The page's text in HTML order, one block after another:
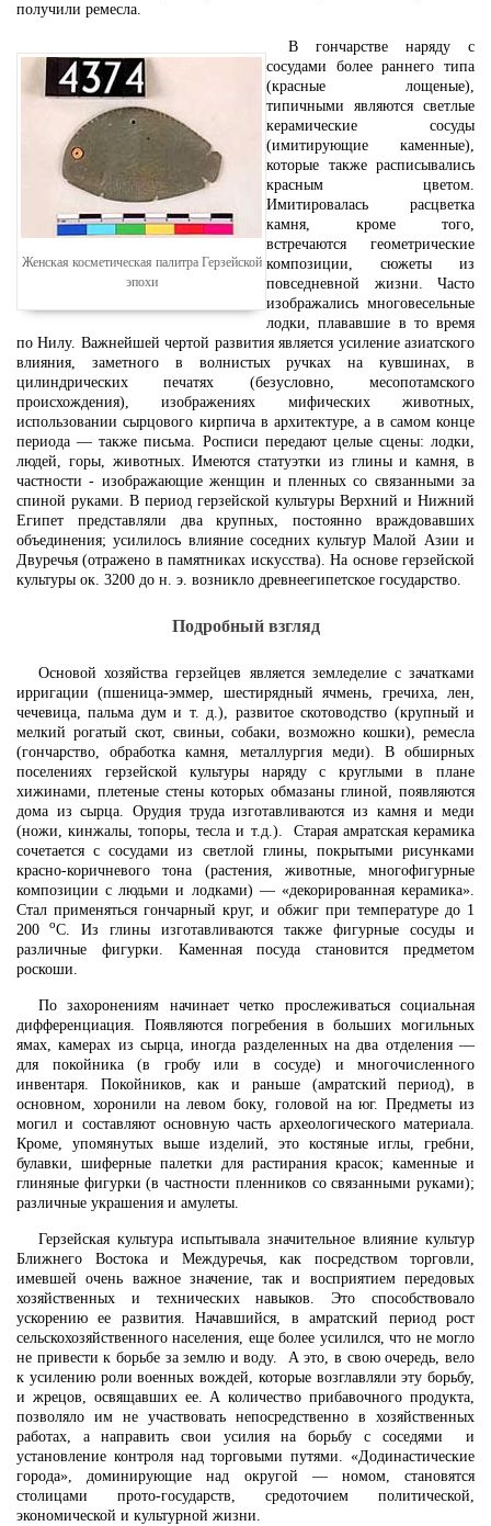
получили ремесла.
Женская косметическая палитра Герзейской
эпохи
В гончарстве наряду с
сосудами более раннего типа
(красные лощеные),
типичными являются светлые
керамические сосуды
(имитирующие каменные),
которые также расписывались
красным цветом.
Имитировалась расцветка
камня, кроме того,
встречаются геометрические
композиции, сюжеты из
повседневной жизни. Часто
изображались многовесельные
лодки, плававшие в то время
по Нилу. Важнейшей чертой развития является усиление азиатского
влияния, заметного в волнистых ручках на кувшинах, в
цилиндрических печатях (безусловно, месопотамского
происхождения), изображениях мифических животных,
использовании сырцового кирпича в архитектуре, а в самом конце
периода — также письма. Росписи передают целые сцены: лодки,
людей, горы, животных. Имеются статуэтки из глины и камня, в
частности - изображающие женщин и пленных со связанными за
спиной руками. В период герзейской культуры Верхний и Нижний
Египет представляли два крупных, постоянно враждовавших
объединения; усилилось влияние соседних культур Малой Азии и
Двуречья (отражено в памятниках искусства). На основе герзейской
культуры ок. 3200 до н. э. возникло древнеегипетское государство.
Подробный взгляд
Основой хозяйства герзейцев является земледелие с зачатками
ирригации (пшеница-эммер, шестирядный ячмень, гречиха, лен,
чечевица, пальма дум и т. д.), развитое скотоводство (крупный и
мелкий рогатый скот, свиньи, собаки, возможно кошки), ремесла
(гончарство, обработка камня, металлургия меди). В обширных
поселениях герзейской культуры наряду с круглыми в плане
хижинами, плетеные стены которых обмазаны глиной, появляются
дома из сырца. Орудия труда изготавливаются из камня и меди
(ножи, кинжалы, топоры, тесла и т.д.). Старая амратская керамика
сочетается с сосудами из светлой глины, покрытыми рисунками
красно-коричневого тона (растения, животные, многофигурные
композиции с людьми и лодками) — «декорированная керамика».
Стал применяться гончарный круг, и обжиг при температуре до 1
200 оС. Из глины изготавливаются также фигурные сосуды и
различные фигурки. Каменная посуда становится предметом
роскоши.
По захоронениям начинает четко прослеживаться социальная
дифференциация. Появляются погребения в больших могильных
ямах, камерах из сырца, иногда разделенных на два отделения —
для покойника (в гробу или в сосуде) и многочисленного
инвентаря. Покойников, как и раньше (амратский период), в
основном, хоронили на левом боку, головой на юг. Предметы из
могил и составляют основную часть археологического материала.
Кроме, упомянутых выше изделий, это костяные иглы, гребни,
булавки, шиферные палетки для растирания красок; каменные и
глиняные фигурки (в частности пленников со связанными руками);
различные украшения и амулеты.
Герзейская культура испытывала значительное влияние культур
Ближнего Востока и Междуречья, как посредством торговли,
имевшей очень важное значение, так и восприятием передовых
хозяйственных и технических навыков. Это способствовало
ускорению ее развития. Начавшийся, в амратский период рост
сельскохозяйственного населения, еще более усилился, что не могло
не привести к борьбе за землю и воду. А это, в свою очередь, вело
к усилению роли военных вождей, которые возглавляли эту борьбу,
и жрецов, освящавших ее. А количество прибавочного продукта,
позволяло им не участвовать непосредственно в хозяйственных
работах, а направить свои усилия на борьбу с соседями и
установление контроля над торговыми путями. «Додинастические
города», доминирующие над округой — номом, становятся
столицами прото-государств, средоточием политической,
экономической и культурной жизни.